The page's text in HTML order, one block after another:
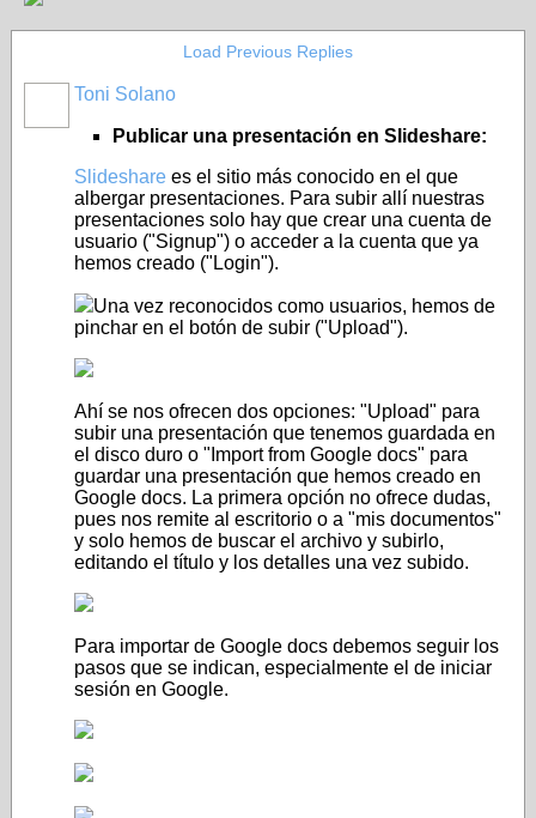
Load Previous Replies
Toni Solano
Publicar una presentación en Slideshare:
Slideshare es el sitio más conocido en el que
albergar presentaciones. Para subir allí nuestras
presentaciones solo hay que crear una cuenta de
usuario ("Signup") o acceder a la cuenta que ya
hemos creado ("Login").
Una vez reconocidos como usuarios, hemos de
pinchar en el botón de subir ("Upload").
Ahí se nos ofrecen dos opciones: "Upload" para
subir una presentación que tenemos guardada en
el disco duro o "Import from Google docs" para
guardar una presentación que hemos creado en
Google docs. La primera opción no ofrece dudas,
pues nos remite al escritorio o a "mis documentos"
y solo hemos de buscar el archivo y subirlo,
editando el título y los detalles una vez subido.
Para importar de Google docs debemos seguir los
pasos que se indican, especialmente el de iniciar
sesión en Google.